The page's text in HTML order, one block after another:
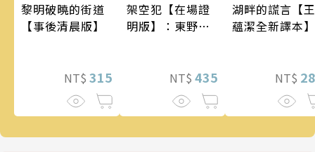
黎明破曉的街道
【事後清晨版】
NT$ 315
架空犯【在場證
明版】：東野圭
蝠》系列重磅新
NT$ 435
湖畔的謊言【王
蘊潔全新譯本】
NT$